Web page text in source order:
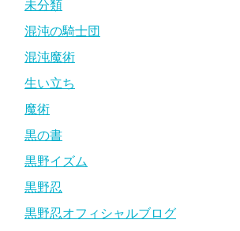
未分類
混沌の騎士団
混沌魔術
生い立ち
魔術
黒の書
黒野イズム
黒野忍
黒野忍オフィシャルブログ